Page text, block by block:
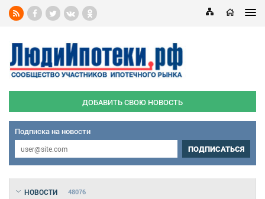
ДОБАВИТЬ СВОЮ НОВОСТЬ
Подписка на новости
ПОДПИСАТЬСЯ
НОВОСТИ 48076